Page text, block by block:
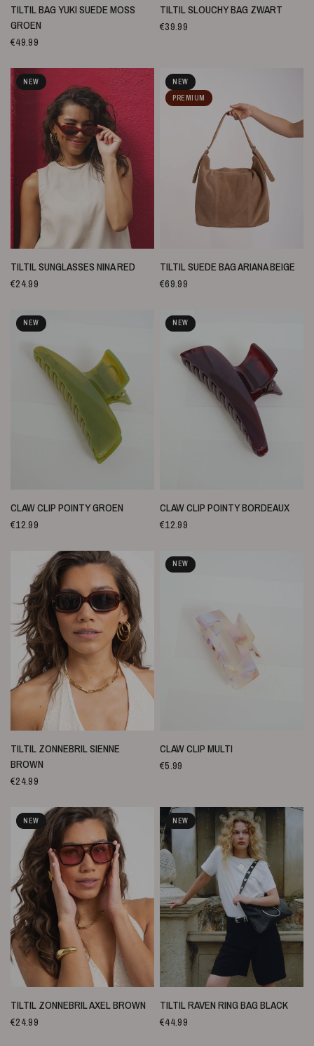
SNELLE WEERGAVE
TILTIL BAG YUKI SUEDE MOSS
GROEN
€49.99
SNELLE WEERGAVE
TILTIL SLOUCHY BAG ZWART
€39.99
NEW
SNELLE WEERGAVE
TILTIL SUNGLASSES NINA RED
€24.99
NEW
PREMIUM
SNELLE WEERGAVE
TILTIL SUEDE BAG ARIANA BEIGE
€69.99
NEW
SNELLE WEERGAVE
CLAW CLIP POINTY GROEN
€12.99
NEW
SNELLE WEERGAVE
CLAW CLIP POINTY BORDEAUX
€12.99
SNELLE WEERGAVE
TILTIL ZONNEBRIL SIENNE
BROWN
€24.99
NEW
SNELLE WEERGAVE
CLAW CLIP MULTI
€5.99
NEW
SNELLE WEERGAVE
TILTIL ZONNEBRIL AXEL BROWN
€24.99
NEW
SNELLE WEERGAVE
TILTIL RAVEN RING BAG BLACK
€44.99